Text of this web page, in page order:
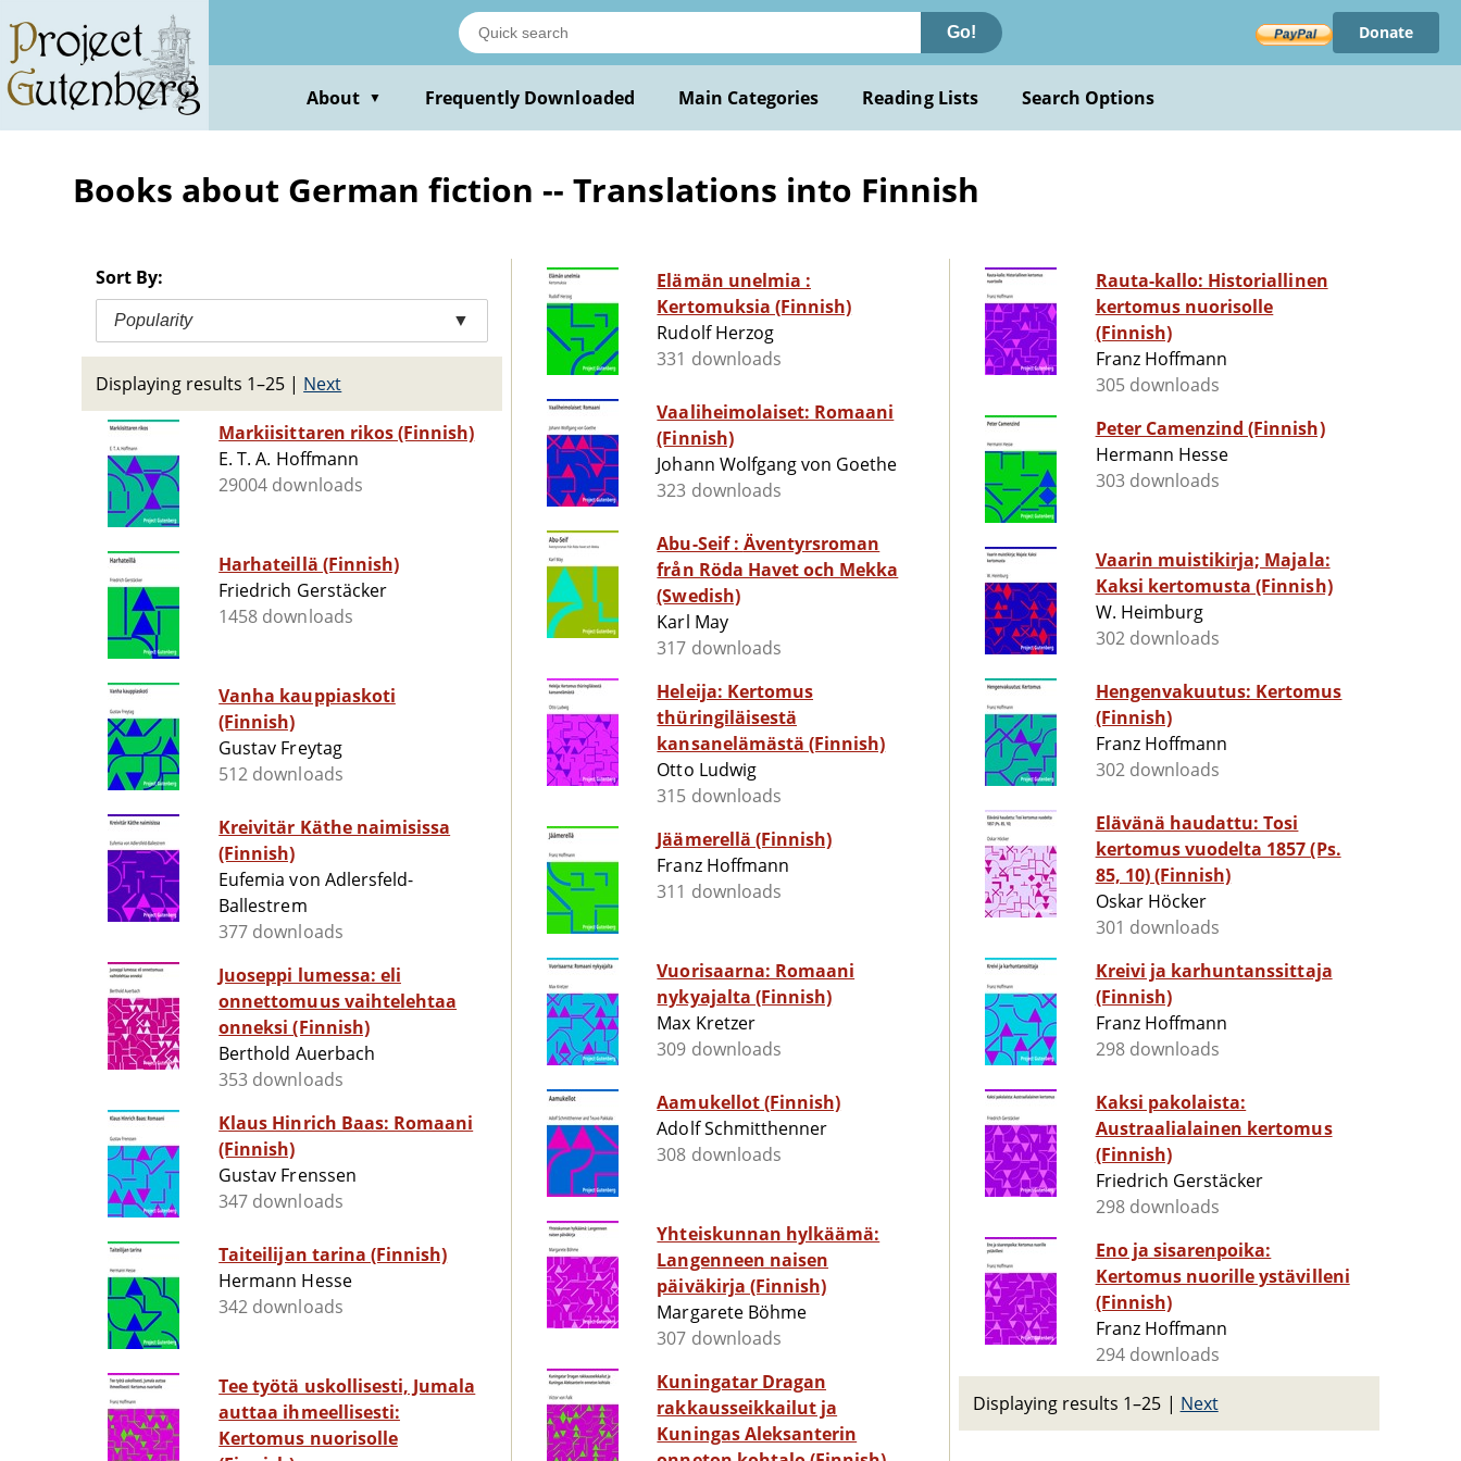
main
content
Go! Donate
About ▼ Frequently Downloaded Main Categories Reading Lists Search Options
Books about German fiction -- Translations into Finnish
Sort By:
Popularity ▼
Displaying results 1–25 | Next
Markiisittaren rikos (Finnish)
E. T. A. Hoffmann
29004 downloads
Harhateillä (Finnish)
Friedrich Gerstäcker
1458 downloads
Vanha kauppiaskoti
(Finnish)
Gustav Freytag
512 downloads
Kreivitär Käthe naimisissa
(Finnish)
Eufemia von Adlersfeld-
Ballestrem
377 downloads
Juoseppi lumessa: eli
onnettomuus vaihtelehtaa
onneksi (Finnish)
Berthold Auerbach
353 downloads
Klaus Hinrich Baas: Romaani
(Finnish)
Gustav Frenssen
347 downloads
Taiteilijan tarina (Finnish)
Hermann Hesse
342 downloads
Tee työtä uskollisesti, Jumala
auttaa ihmeellisesti:
Kertomus nuorisolle
Elämän unelmia :
Kertomuksia (Finnish)
Rudolf Herzog
331 downloads
Vaaliheimolaiset: Romaani
(Finnish)
Johann Wolfgang von Goethe
323 downloads
Abu-Seif : Äventyrsroman
från Röda Havet och Mekka
(Swedish)
Karl May
317 downloads
Heleija: Kertomus
thüringiläisestä
kansanelämästä (Finnish)
Otto Ludwig
315 downloads
Jäämerellä (Finnish)
Franz Hoffmann
311 downloads
Vuorisaarna: Romaani
nykyajalta (Finnish)
Max Kretzer
309 downloads
Aamukellot (Finnish)
Adolf Schmitthenner
308 downloads
Yhteiskunnan hylkäämä:
Langenneen naisen
päiväkirja (Finnish)
Margarete Böhme
307 downloads
Kuningatar Dragan
rakkausseikkailut ja
Kuningas Aleksanterin
Rauta-kallo: Historiallinen
kertomus nuorisolle
(Finnish)
Franz Hoffmann
305 downloads
Peter Camenzind (Finnish)
Hermann Hesse
303 downloads
Vaarin muistikirja; Majala:
Kaksi kertomusta (Finnish)
W. Heimburg
302 downloads
Hengenvakuutus: Kertomus
(Finnish)
Franz Hoffmann
302 downloads
Elävänä haudattu: Tosi
kertomus vuodelta 1857 (Ps.
85, 10) (Finnish)
Oskar Höcker
301 downloads
Kreivi ja karhuntanssittaja
(Finnish)
Franz Hoffmann
298 downloads
Kaksi pakolaista:
Austraalialainen kertomus
(Finnish)
Friedrich Gerstäcker
298 downloads
Eno ja sisarenpoika:
Kertomus nuorille ystävilleni
(Finnish)
Franz Hoffmann
294 downloads
Displaying results 1–25 | Next